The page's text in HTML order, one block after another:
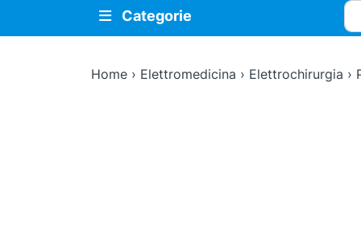
Categorie
Home› Elettromedicina › Elettrochirurgia ›